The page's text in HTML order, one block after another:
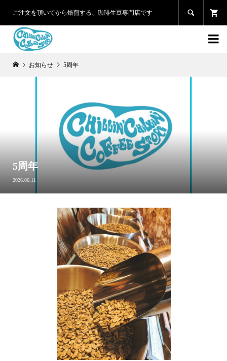
ご注文を頂いてから焙煎する、珈琲生豆専門店です 

お知らせ 5周年
5周年
2026.06.11